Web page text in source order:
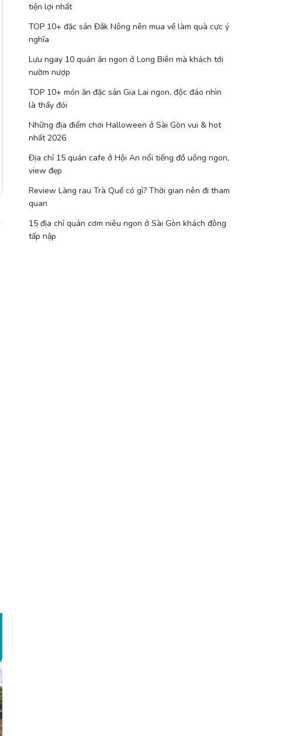
tiện lợi nhất
TOP 10+ đặc sản Đắk Nông nên mua về làm quà cực ý
nghĩa
Lưu ngay 10 quán ăn ngon ở Long Biên mà khách tới
nườm nượp
TOP 10+ món ăn đặc sản Gia Lai ngon, độc đáo nhìn
là thấy đói
Những địa điểm chơi Halloween ở Sài Gòn vui & hot
nhất 2026
Địa chỉ 15 quán cafe ở Hội An nổi tiếng đồ uống ngon,
view đẹp
Review Làng rau Trà Quế có gì? Thời gian nên đi tham
quan
15 địa chỉ quán cơm niêu ngon ở Sài Gòn khách đông
tấp nập